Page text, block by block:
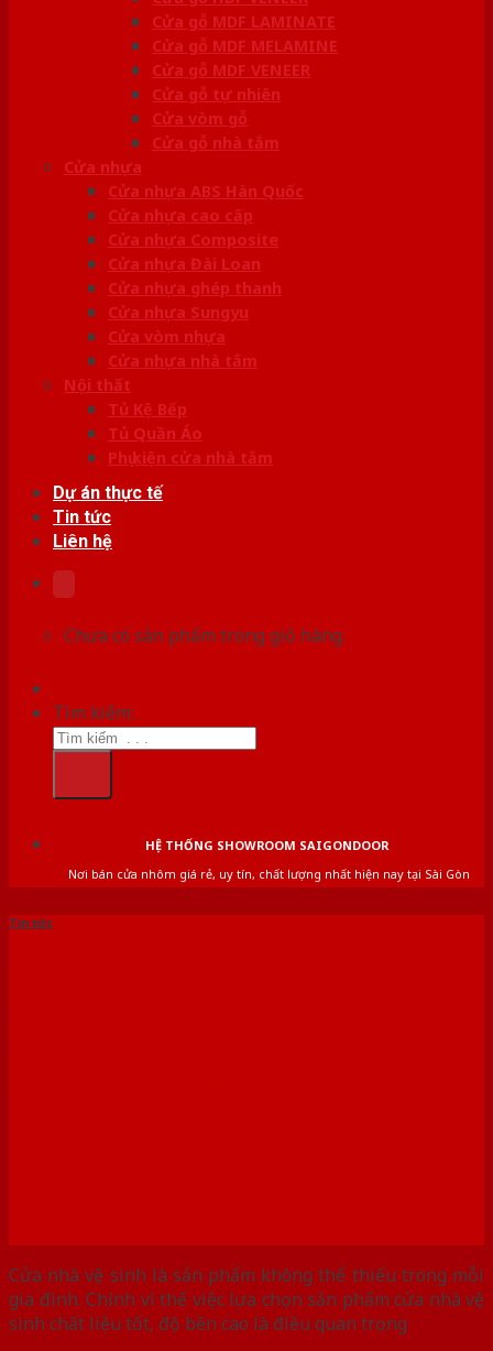
Cửa gỗ MDF LAMINATE
Cửa gỗ MDF MELAMINE
Cửa gỗ MDF VENEER
Cửa gỗ tự nhiên
Cửa vòm gỗ
Cửa gỗ nhà tắm
Cửa nhựa
Cửa nhựa ABS Hàn Quốc
Cửa nhựa cao cấp
Cửa nhựa Composite
Cửa nhựa Đài Loan
Cửa nhựa ghép thanh
Cửa nhựa Sungyu
Cửa vòm nhựa
Cửa nhựa nhà tắm
Nội thất
Tủ Kệ Bếp
Tủ Quần Áo
Phụ kiện cửa nhà tắm
Dự án thực tế
Tin tức
Liên hệ
Chưa có sản phẩm trong giỏ hàng.
Tìm kiếm:
HỆ THỐNG SHOWROOM SAIGONDOOR
Nơi bán cửa nhôm giá rẻ, uy tín, chất lượng nhất hiện nay tại Sài Gòn
Tin tức
Cửa nhà vệ sinh là sản phẩm không thể thiếu trong mỗi
gia đình. Chính vì thế việc lựa chọn sản phẩm cửa nhà vệ
sinh chất liệu tốt, độ bền cao là điều quan trọng